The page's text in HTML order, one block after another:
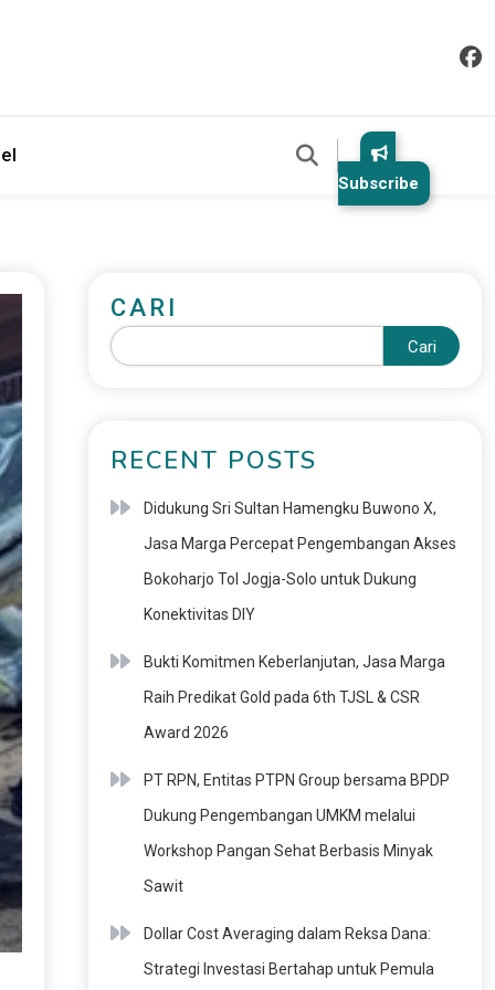
Subscribe
CARI
Cari
RECENT POSTS
Didukung Sri Sultan Hamengku Buwono X,
Jasa Marga Percepat Pengembangan Akses
Bokoharjo Tol Jogja-Solo untuk Dukung
Konektivitas DIY
Bukti Komitmen Keberlanjutan, Jasa Marga
Raih Predikat Gold pada 6th TJSL & CSR
Award 2026
PT RPN, Entitas PTPN Group bersama BPDP
Dukung Pengembangan UMKM melalui
Workshop Pangan Sehat Berbasis Minyak
Sawit
Dollar Cost Averaging dalam Reksa Dana:
Strategi Investasi Bertahap untuk Pemula